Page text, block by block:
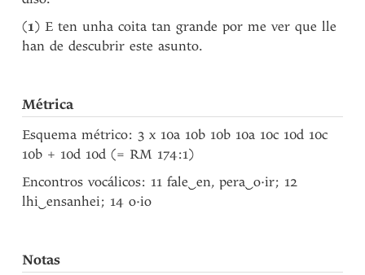
(1) E ten unha coita tan grande por me ver que lle
han de descubrir este asunto.
Métrica
Esquema métrico: 3 x 10a 10b 10b 10a 10c 10d 10c
10b + 10d 10d (= RM 174:1)
Encontros vocálicos: 11 fale ‿en, pera ‿o·ir; 12
lhi ‿ensanhei; 14 o·io
Notas